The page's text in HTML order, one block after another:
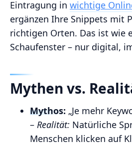
Eintragung in wichtige
ergänzen Ihre Snippets mit
richtigen Orten. Das ist wie
Schaufenster – nur digital,
Mythen vs.
Mythos: „Je mehr
– Realität: Natürliche
Menschen klicken auf